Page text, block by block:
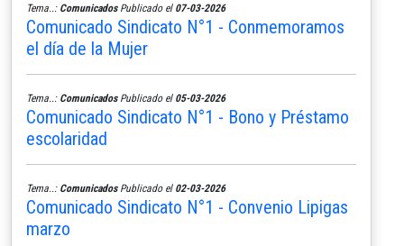
Tema..: ComunicadosPublicado el 07-03-2026
Comunicado Sindicato N°1 - Conmemoramos
el día de la Mujer
Tema..: ComunicadosPublicado el 05-03-2026
Comunicado Sindicato N°1 - Bono y Préstamo
escolaridad
Tema..: ComunicadosPublicado el 02-03-2026
Comunicado Sindicato N°1 - Convenio Lipigas
marzo